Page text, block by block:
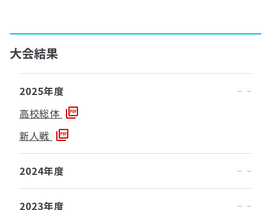
大会結果
2025年度
高校総体
新人戦
2024年度
2023年度